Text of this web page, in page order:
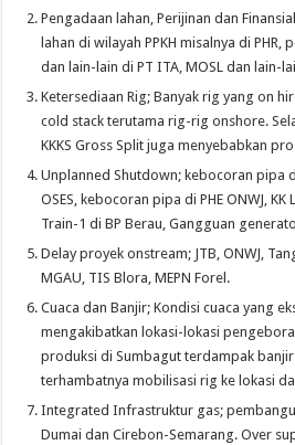
Pengadaan lahan, Perijinan dan
lahan di wilayah PPKH misalnya di PHR,
dan lain-lain di PT ITA, MOSL dan lain-
Ketersediaan Rig; Banyak rig yang on
cold stack terutama rig-rig onshore.
KKKS Gross Split juga menyebabkan
Unplanned Shutdown; kebocoran pipa
OSES, kebocoran pipa di PHE ONWJ,
Train-1 di BP Berau, Gangguan
Delay proyek onstream; JTB, ONWJ,
MGAU, TIS Blora, MEPN Forel.
Cuaca dan Banjir; Kondisi cuaca yang
mengakibatkan lokasi-lokasi
produksi di Sumbagut terdampak
terhambatnya mobilisasi rig ke lokasi
Integrated Infrastruktur gas;
Dumai dan Cirebon-Semarang. Over